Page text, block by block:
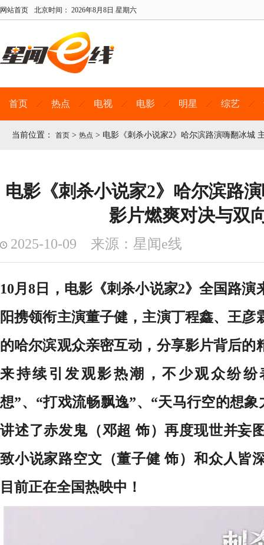
网站首页 北京时间： 2026年8月8日 星期六
首页 热点 电视 电影 明星 综艺
当前位置： 首页 > 热点 > 电影《刺杀小说家2》哈尔滨路演嗨翻冰城
电影《刺杀小说家2》哈尔滨路
影片燃爽对决与双
2025-10-09 来源：星闻e线
10月8日，电影《刺杀小说家2》全国路
阳携领衔主演董子健，主演丁程鑫、王彦
的哈尔滨观众亲密互动，分享影片背后的
来持续引发观影热潮，不少观众纷
想”、“打戏流畅飘逸”、“天马行空的想
讲述了赤发鬼（邓超 饰）再度现世并妄
致小说家路空文（董子健 饰）和众人皆
目前正在全国热映中！